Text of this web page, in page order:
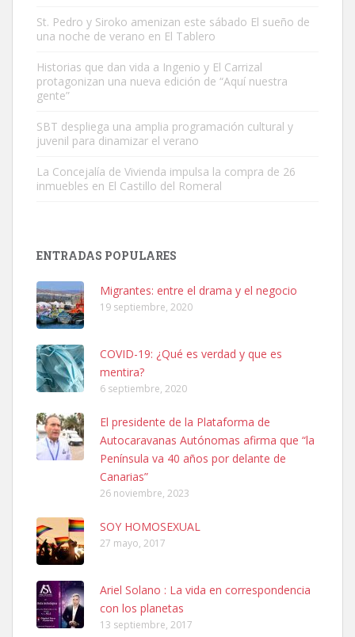
Este gato macho ha aparecido en la calle hace menos de un mes,
es muy manso y extremadamente cari...
Leales.org » Gran Canaria
Leales.org » Gran Canaria
SHIBA PERDIDO AVDA JOSE MESA Y LOPEZ
PERRO MACHO RAZA SHIBA CON MICROCHIP PERDIDO HOY
06/07/2025 ZONA MESA Y LOPEZ. ES MUY ASUSTADIZO
Leales.org » Gran Canaria
6.7.2025
Ninfa perdida
El día 5 se los perdió una ninfa papillera, asustada tiene miedo a la
calle, se perdió por la zon...
St. Pedro y Siroko amenizan este sábado El sueño de
una noche de verano en El Tablero
Historias que dan vida a Ingenio y El Carrizal
protagonizan una nueva edición de “Aquí nuestra
gente”
SBT despliega una amplia programación cultural y
juvenil para dinamizar el verano
La Concejalía de Vivienda impulsa la compra de 26
inmuebles en El Castillo del Romeral
ENTRADAS POPULARES
Migrantes: entre el drama y el negocio
19 septiembre, 2020
COVID-19: ¿Qué es verdad y que es
mentira?
6 septiembre, 2020
El presidente de la Plataforma de
Autocaravanas Autónomas afirma que “la
Península va 40 años por delante de
Canarias”
26 noviembre, 2023
SOY HOMOSEXUAL
27 mayo, 2017
Ariel Solano : La vida en correspondencia
con los planetas
13 septiembre, 2017